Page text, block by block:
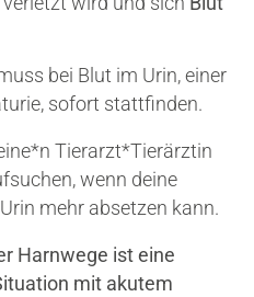
bei Blut im Urin, einer
sofort stattfinden.
Tierarzt*Tierärztin
wenn deine
mehr absetzen kann.
Harnwege ist eine
mit akutem